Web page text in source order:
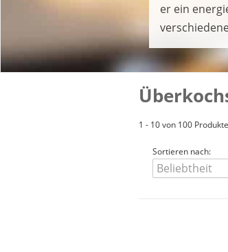
er ein
1 - 10 von 100
Sortieren nach: